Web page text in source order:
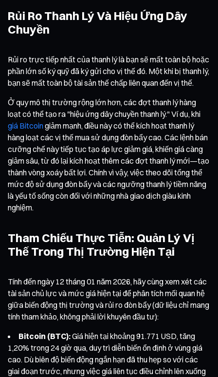
Rủi Ro Thanh Lý Và Hiệu Ứng Dây
Chuyền
Rủi ro trực tiếp nhất của thanh lý là bạn sẽ mất toàn bộ hoặc
phần lớn số ký quỹ đã ký gửi cho vị thế đó. Một khi bị thanh lý,
bạn sẽ mất toàn bộ tài sản thế chấp liên quan đến vị thế.
Ở quy mô thị trường rộng lớn hơn, các đợt thanh lý hàng
loạt có thể tạo ra "hiệu ứng dây chuyền thanh lý." Ví dụ, khi
giá Bitcoingiảm mạnh, điều này có thể kích hoạt thanh lý
hàng loạt các vị thế mua sử dụng đòn bẩy cao. Các lệnh bán
cưỡng chế này tiếp tục tạo áp lực giảm giá, khiến giá càng
giảm sâu, từ đó lại kích hoạt thêm các đợt thanh lý mới—tạo
thành vòng xoáy bất lợi. Chính vì vậy, việc theo dõi tổng thể
mức độ sử dụng đòn bẩy và các ngưỡng thanh lý tiềm năng
là yếu tố sống còn đối với những nhà giao dịch giàu kinh
nghiệm.
Tham Chiếu Thực Tiễn: Quản Lý Vị
Thế Trong Thị Trường Hiện Tại
Tính đến ngày 12 tháng 01 năm 2026, hãy cùng xem xét các
tài sản chủ lực và mức giá hiện tại để phân tích mối quan hệ
giữa biến động thị trường và rủi ro đòn bẩy (dữ liệu chỉ mang
tính tham khảo, không phải lời khuyên đầu tư):
Bitcoin (BTC):Giá hiện tại khoảng 91.771 USD, tăng
1,20% trong 24 giờ qua, duy trì diễn biến ổn định ở vùng giá
cao. Dù biên độ biến động ngắn hạn đã thu hẹp so với các
giai đoạn trước, nhưng việc giá liên tục điều chỉnh lên xuống